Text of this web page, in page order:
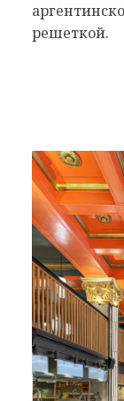
решеткой.